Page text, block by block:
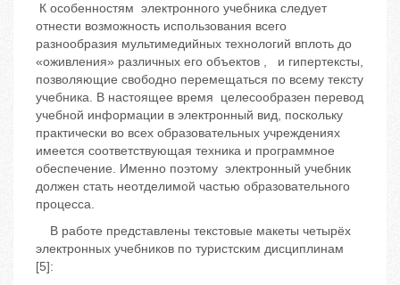
К особенностям электронного учебника следует
отнести возможность использования всего
разнообразия мультимедийных технологий вплоть до
«оживления» различных его объектов , и гипертексты,
позволяющие свободно перемещаться по всему тексту
учебника. В настоящее время целесообразен перевод
учебной информации в электронный вид, поскольку
практически во всех образовательных учреждениях
имеется соответствующая техника и программное
обеспечение. Именно поэтому электронный учебник
должен стать неотделимой частью образовательного
процесса.
В работе представлены текстовые макеты четырёх
электронных учебников по туристским дисциплинам
[5]: